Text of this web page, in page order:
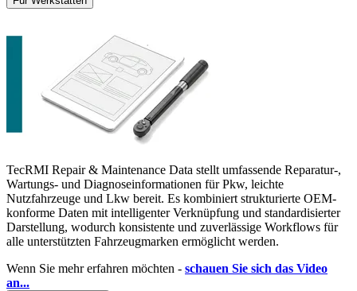
TecRMI Repair & Maintenance Data stellt umfassende Reparatur-,
Wartungs- und Diagnoseinformationen für Pkw, leichte
Nutzfahrzeuge und Lkw bereit. Es kombiniert strukturierte OEM-
konforme Daten mit intelligenter Verknüpfung und standardisierter
Darstellung, wodurch konsistente und zuverlässige Workflows für
alle unterstützten Fahrzeugmarken ermöglicht werden.
Wenn Sie mehr erfahren möchten - schauen Sie sich das Video
an...